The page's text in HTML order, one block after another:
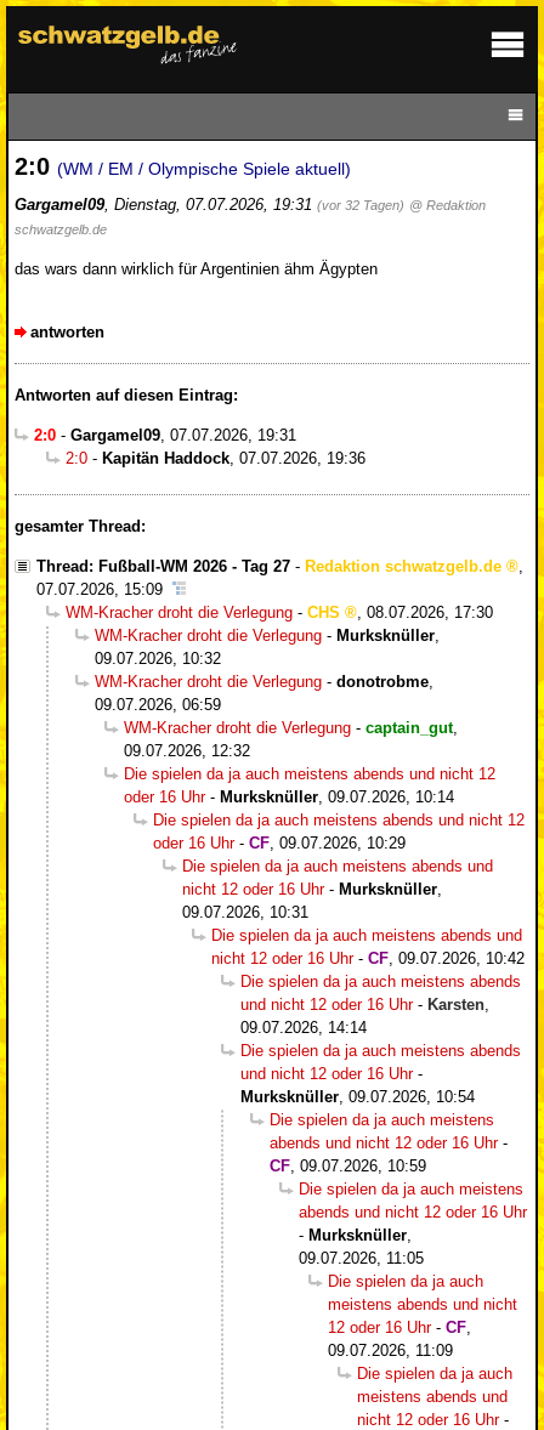
2:0 (WM / EM / Olympische Spiele aktuell)
Gargamel09, Dienstag, 07.07.2026, 19:31 (vor 32 Tagen) @ Redaktion
schwatzgelb.de
das wars dann wirklich für Argentinien ähm Ägypten
antworten
Antworten auf diesen Eintrag:
2:0 - Gargamel09, 07.07.2026, 19:31
2:0 - Kapitän Haddock, 07.07.2026, 19:36
gesamter Thread:
Thread: Fußball-WM 2026 - Tag 27 - Redaktion schwatzgelb.de
07.07.2026, 15:09
WM-Kracher droht die Verlegung - CHS
08.07.2026, 17:30
WM-Kracher droht die Verlegung - Murksknüller
09.07.2026, 10:32
WM-Kracher droht die Verlegung - donotrobme
09.07.2026, 06:59
WM-Kracher droht die Verlegung - captain_gut,
09.07.2026, 12:32
Die spielen da ja auch meistens abends und nicht 12
oder 16 Uhr- Murksknüller 09.07.2026, 10:14
Die spielen da ja auch meistens abends und nicht 12
oder 16 Uhr- CF 09.07.2026, 10:29
Die spielen da ja auch meistens abends und
nicht 12 oder 16 Uhr- Murksknüller
09.07.2026, 10:31
Die spielen da ja auch meistens abends und
nicht 12 oder 16 Uhr- CF 09.07.2026, 10:42
Die spielen da ja auch meistens abends
und nicht 12 oder 16 Uhr- Karsten
09.07.2026, 14:14
Die spielen da ja auch meistens abends
und nicht 12 oder 16 Uhr-
Murksknüller 09.07.2026, 10:54
Die spielen da ja auch meistens
abends und nicht 12 oder 16 Uhr-
CF 09.07.2026, 10:59
Die spielen da ja auch meistens
abends und nicht 12 oder 16 Uhr
- Murksknüller
09.07.2026, 11:05
Die spielen da ja auch
meistens abends und nicht
12 oder 16 Uhr- CF
09.07.2026, 11:09
Die spielen da ja auch
meistens abends und
nicht 12 oder 16 Uhr-